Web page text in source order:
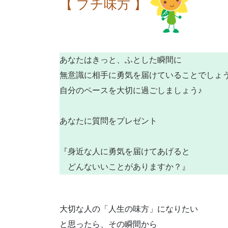
【 プチ味方 】
あなたはきっと、ふとした瞬間に
無意識に相手に勇気を届けていることでしょ
自分のペースを大切に過ごしましょう♪
あなたに質問をプレゼント
『身近な人に勇気を届けてあげると
どんないいことがありますか？』
大切な人の「人生の味方」になりたい
と思ったら、その瞬間から